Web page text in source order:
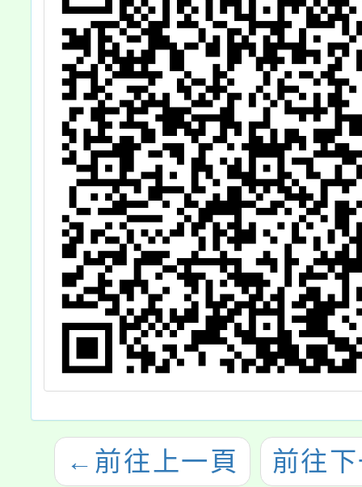
忽略
之
← 前往上一頁 前往